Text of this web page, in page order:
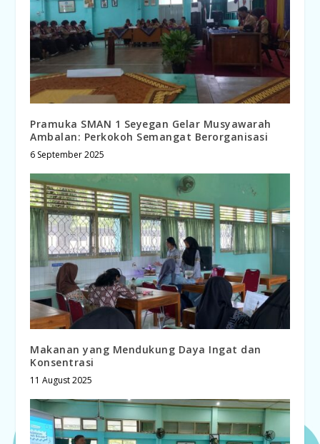
Pramuka SMAN 1 Seyegan Gelar Musyawarah
Ambalan: Perkokoh Semangat Berorganisasi
6 September 2025
Makanan yang Mendukung Daya Ingat dan
Konsentrasi
11 August 2025